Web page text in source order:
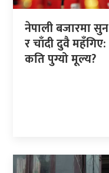
नेपाली बजारमा सुन
र चाँदी दुवै महँगिए:
कति पुग्यो मूल्य?